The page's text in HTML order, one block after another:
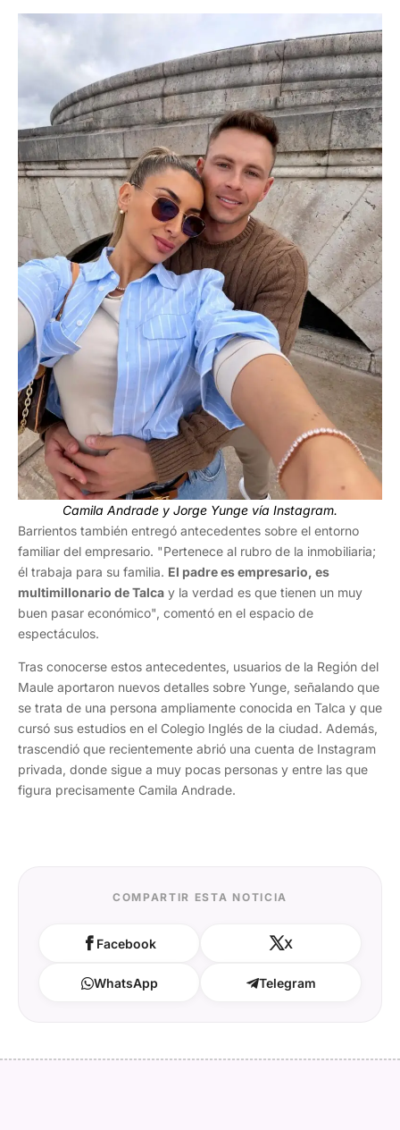
Camila Andrade y Jorge Yunge vía Instagram.
Barrientos también entregó antecedentes sobre el entorno
familiar del empresario. "Pertenece al rubro de la inmobiliaria;
él trabaja para su familia. El padre es empresario, es
multimillonario de Talca y la verdad es que tienen un muy
buen pasar económico", comentó en el espacio de
espectáculos.
Tras conocerse estos antecedentes, usuarios de la Región del
Maule aportaron nuevos detalles sobre Yunge, señalando que
se trata de una persona ampliamente conocida en Talca y que
cursó sus estudios en el Colegio Inglés de la ciudad. Además,
trascendió que recientemente abrió una cuenta de Instagram
privada, donde sigue a muy pocas personas y entre las que
figura precisamente Camila Andrade.
COMPARTIR ESTA NOTICIA
Facebook X
WhatsApp Telegram